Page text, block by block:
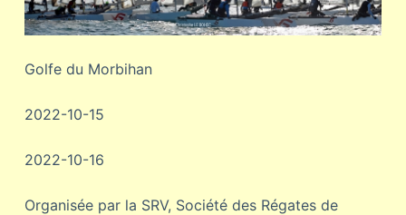
Golfe du Morbihan
2022-10-15
2022-10-16
Organisée par la SRV, Société des Régates de